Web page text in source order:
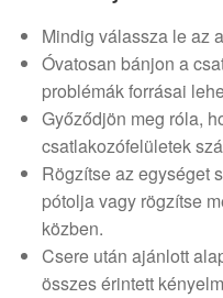
Mindig válassza le az
Óvatosan bánjon a
problémák forrásai
Győződjön meg róla,
csatlakozófelületek
Rögzítse az egységet
pótolja vagy rögzítse
közben.
Csere után ajánlott
összes érintett